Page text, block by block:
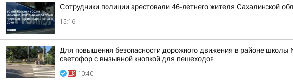
Сотрудники полиции арестовали 46-летнего жителя Сахалинской
15:16
Для повышения безопасности дорожного движения в районе школы
светофор с вызывной кнопкой для пешеходов
10:40